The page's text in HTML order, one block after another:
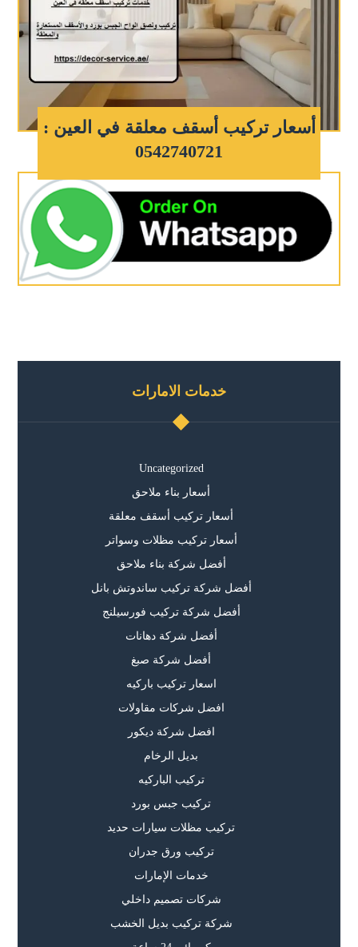
أسعار تركيب أسقف معلقة في العين :
0542740721
خدمات الامارات
Uncategorized
أسعار بناء ملاحق
أسعار تركيب أسقف معلقة
أسعار تركيب مظلات وسواتر
أفضل شركة بناء ملاحق
أفضل شركة تركيب ساندوتش بانل
أفضل شركة تركيب فورسيلنج
أفضل شركة دهانات
أفضل شركة صبغ
اسعار تركيب باركيه
افضل شركات مقاولات
افضل شركة ديكور
بديل الرخام
تركيب الباركيه
تركيب جبس بورد
تركيب مظلات سيارات حديد
تركيب ورق جدران
خدمات الإمارات
شركات تصميم داخلي
شركة تركيب بديل الخشب